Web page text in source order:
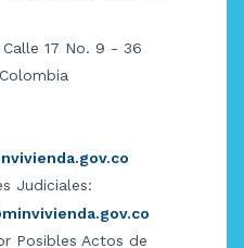
Calle 17 No. 9 - 36
Judiciales:
Posibles Actos de